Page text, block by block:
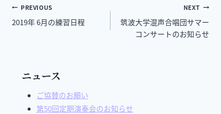
PREVIOUS
2019年 6月の練習日程
NEXT
筑波大学混声合唱団サマー
コンサートのお知らせ
ニュース
ご協賛のお願い
第50回定期演奏会のお知らせ